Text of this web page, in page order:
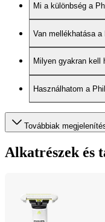
Mi a különbség a
Van mellékhatása
Milyen gyakran kell
Használhatom a
Továbbiak
Alkatrészek és